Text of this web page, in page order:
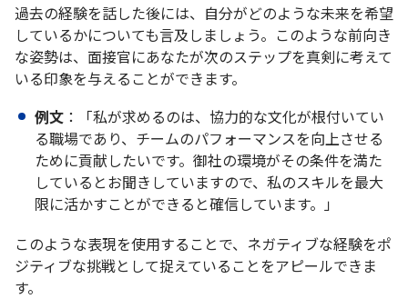
過去の経験を話した後には、自分がどのような未来を希望
しているかについても言及しましょう。このような前向き
な姿勢は、面接官にあなたが次のステップを真剣に考えて
いる印象を与えることができます。
例文 ：「私が求めるのは、協力的な文化が根付いてい
る職場であり、チームのパフォーマンスを向上させる
ために貢献したいです。御社の環境がその条件を満た
しているとお聞きしていますので、私のスキルを最大
限に活かすことができると確信しています。」
このような表現を使用することで、ネガティブな経験をポ
ジティブな挑戦として捉えていることをアピールできま
す。